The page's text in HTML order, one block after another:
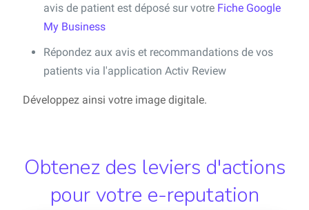
avis de patient est déposé sur votre Fiche Google
My Business
Répondez aux avis et recommandations de vos
patients via l'application Activ Review
Développez ainsi votre image digitale.
Obtenez des leviers d'actions
pour votre e-reputation